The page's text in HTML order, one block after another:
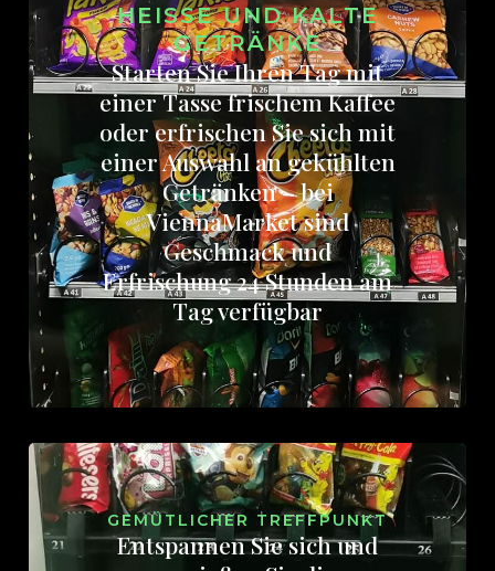
HEISSE UND KALTE G
ETRÄNKE
Starten Sie Ihren Tag mit
einer Tasse frischem Kaffee
oder erfrischen Sie sich mit
einer Auswahl an gekühlten
Getränken – bei
ViennaMarket sind
Geschmack und
Erfrischung 24 Stunden am
Tag verfügbar
GEMÜTLICHER TREFFPUNKT
Entspannen Sie sich und